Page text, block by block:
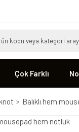
Çok Farklı
Balıklı hem